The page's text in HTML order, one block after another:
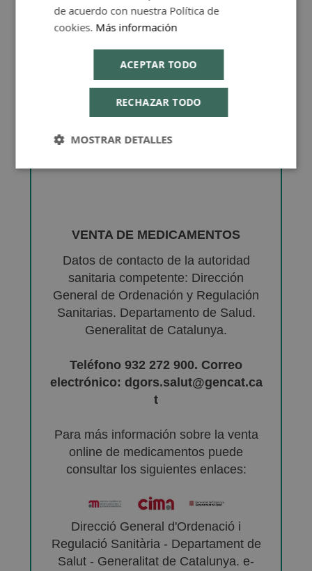
VENTA DE MEDICAMENTOS
Datos de contacto de la autoridad
sanitaria competente: Dirección
General de Ordenación y Regulación
Sanitarias. Departamento de Salud.
Generalitat de Catalunya.
Teléfono 932 272 900. Correo
electrónico: dgors.salut@gencat.ca
t
Para más información sobre la venta
online de medicamentos puede
consultar los siguientes enlaces:
Direcció General d'Ordenació i
Regulació Sanitària - Departament de
Salut - Generalitat de Catalunya. e-
de acuerdo con nuestra Política de
cookies. Más información
ACEPTAR TODO
RECHAZAR TODO
MOSTRAR DETALLES